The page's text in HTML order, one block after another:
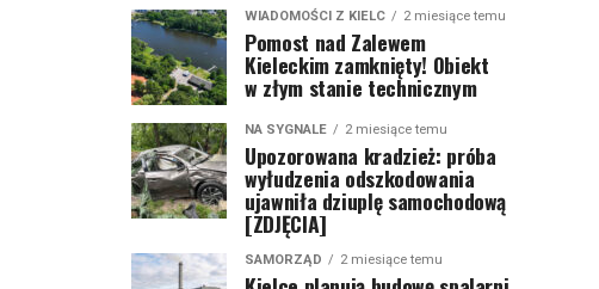
WIADOMOŚCI Z KIELC 2 miesiące temu
Pomost nad Zalewem
Kieleckim zamknięty! Obiekt
w złym stanie technicznym
NA SYGNALE 2 miesiące temu
Upozorowana kradzież: próba
wyłudzenia odszkodowania
ujawniła dziuplę samochodową
[ZDJĘCIA]
SAMORZĄD 2 miesiące temu